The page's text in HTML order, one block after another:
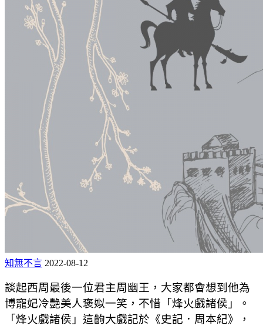
知無不言 2022-08-12
談起西周最後一位君主周幽王，大家都會想到他為
博寵妃冷艷美人褒姒一笑，不惜「烽火戲諸侯」。
「烽火戲諸侯」這齣大戲記於《史記．周本紀》，